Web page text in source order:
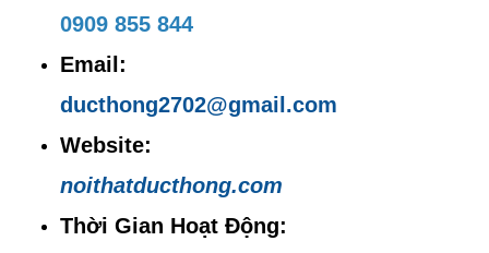
0909 855 844
Email:
ducthong2702@gmail.com
Website:
noithatducthong.com
Thời Gian Hoạt Động: